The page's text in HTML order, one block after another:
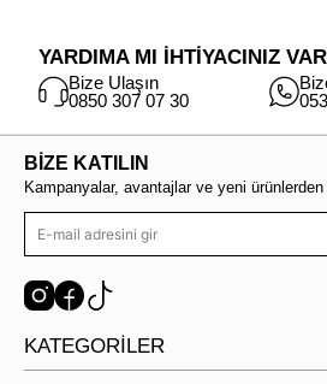
YARDIMA MI İHTİYACINIZ
Bize Ulaşın
0850 307 07 30
BİZE KATILIN
Kampanyalar, avantajlar ve yeni
KATEGORİLER